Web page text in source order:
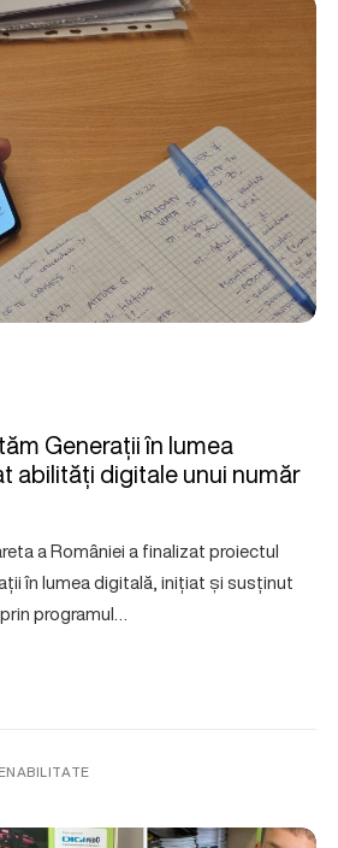
Generații în lumea
abilități digitale unui număr
a României a finalizat proiectul
în lumea digitală, inițiat și susținut
programul…